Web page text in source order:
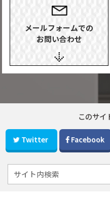
メールフォームでの
お問い合わせ
このサイ
Twitter Facebook